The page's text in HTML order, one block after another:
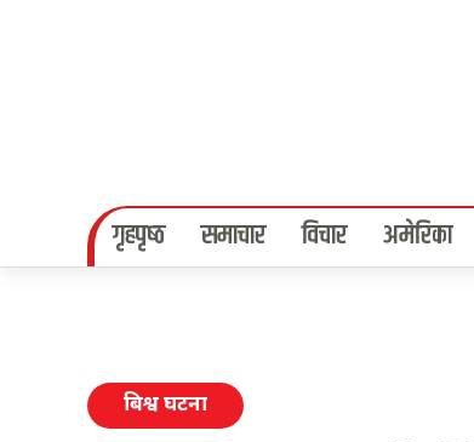
गृहपृष्‍ठ समाचार विचार अमेरिका
बिश्व घटना